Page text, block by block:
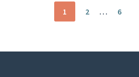
Brojevi
objava
1 2 … 6